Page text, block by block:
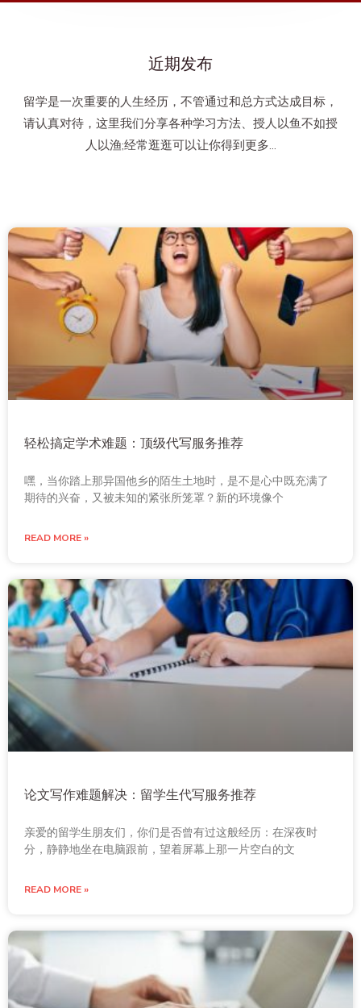
近期发布
留学是一次重要的人生经历，不管通过和总方式达成目标，
请认真对待，这里我们分享各种学习方法、授人以鱼不如授
人以渔;经常逛逛可以让你得到更多…
轻松搞定学术难题：顶级代写服务推荐
嘿，当你踏上那异国他乡的陌生土地时，是不是心中既充满了
期待的兴奋，又被未知的紧张所笼罩？新的环境像个
READ MORE »
论文写作难题解决：留学生代写服务推荐
亲爱的留学生朋友们，你们是否曾有过这般经历：在深夜时
分，静静地坐在电脑跟前，望着屏幕上那一片空白的文
READ MORE »